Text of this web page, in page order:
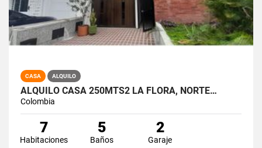
CASA ALQUILO
ALQUILO CASA 250MTS2 LA FLORA, NORTE…
Colombia
7
Habitaciones
5
Baños
2
Garaje